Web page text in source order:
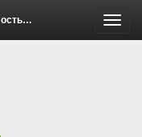
2026)